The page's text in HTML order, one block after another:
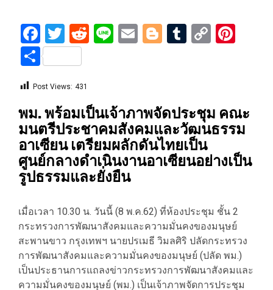
Facebook
Twitter
Reddit
LineEmailBlogger
Tumblr
Copy
Share
Post Views: 431
พม. พร้อมเป็นเจ้าภาพจัดประชุม คณะ
มนตรีประชาคมสังคมและวัฒนธรรม
อาเซียน เตรียมผลักดันไทยเป็น
ศูนย์กลางดำเนินงานอาเซียนอย่างเป็น
รูปธรรมและยั่งยืน
เมื่อเวลา 10.30 น. วันนี้ (8 พ.ค.62) ที่ห้องประชุม ชั้น 2
กระทรวงการพัฒนาสังคมและความมั่นคงของมนุษย์
สะพานขาว กรุงเทพฯ นายปรเมธี วิมลศิริ ปลัดกระทรวง
การพัฒนาสังคมและความมั่นคงของมนุษย์ (ปลัด พม.)
เป็นประธานการแถลงข่าวกระทรวงการพัฒนาสังคมและ
ความมั่นคงของมนุษย์ (พม.) เป็นเจ้าภาพจัดการประชุม